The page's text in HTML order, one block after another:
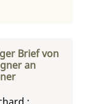
Brief von
an